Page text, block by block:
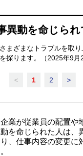
異動を命じられ
まざまなトラブルを取
探ります。（2025年9月
< 1 2 >
業が従業員の配置や
を命じられた人は、
、仕事内容の変更に